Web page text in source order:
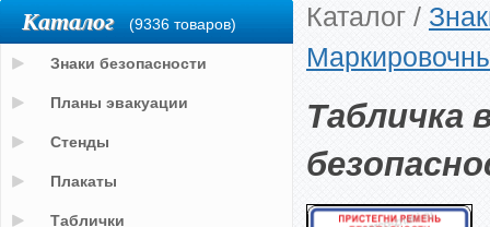
Каталог /
Табличка
Каталог (9336 товаров)
Знаки безопасности
Планы эвакуации
Стенды
Плакаты
Таблички